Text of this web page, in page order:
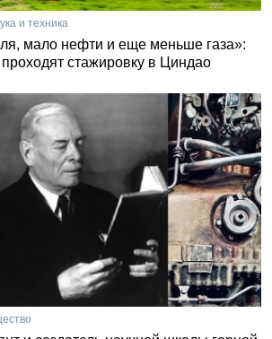
и техника
мало нефти и еще меньше газа»:
стажировку в Циндао